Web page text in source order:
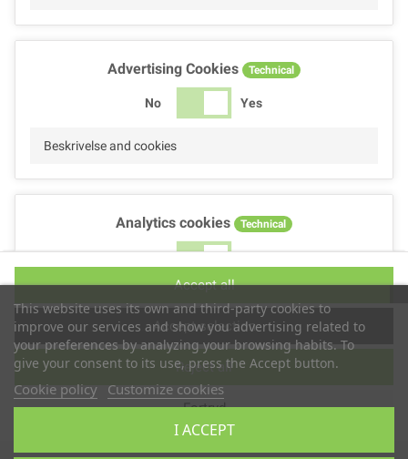
This website uses its own and third-party cookies to
improve our services and show you advertising related to
your preferences by analyzing your browsing habits. To
give your consent to its use, press the Accept button.
Cookie policy Customize cookies
I ACCEPT
Advertising Cookies Technical
No Yes
Beskrivelse and cookies
Analytics cookies Technical
No Yes
Performance cookies
No Yes
Beskrivelse
Fortryd
Reject all
Accept selection
Accept all